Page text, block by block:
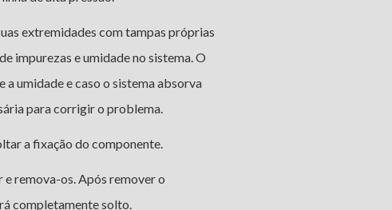
extremidades com tampas próprias
impurezas e umidade no sistema. O
umidade e caso o sistema absorva
para corrigir o problema.
a fixação do componente.
remova-os. Após remover o
completamente solto.